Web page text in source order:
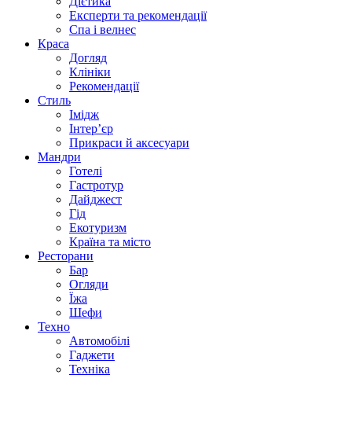
Експерти та рекомендації
Спа i велнес
Краса
Догляд
Клініки
Рекомендації
Стиль
Імідж
Інтер’єр
Прикраси й аксесуари
Мандри
Готелі
Гастротур
Дайджест
Гід
Екотуризм
Країна та місто
Ресторани
Бар
Огляди
Їжа
Шефи
Техно
Автомобілі
Гаджети
Техніка